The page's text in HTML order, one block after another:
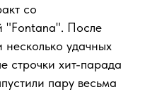
со
"Fontana". После
несколько удачных
строчки хит-парада
пару весьма